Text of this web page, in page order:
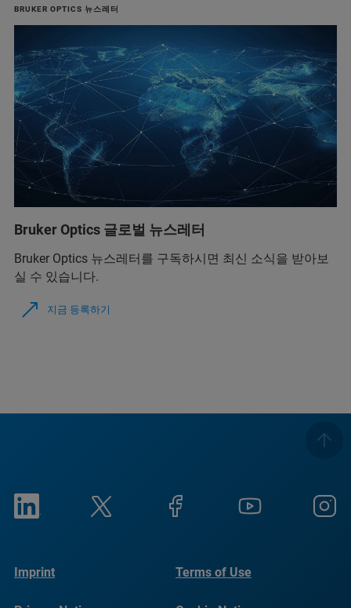
BRUKER OPTICS 뉴스레터
Bruker Optics 글로벌 뉴스레터
Bruker Optics 뉴스레터를 구독하시면 최신 소식을 받아보
실 수 있습니다.
지금 등록하기
Imprint Terms of Use